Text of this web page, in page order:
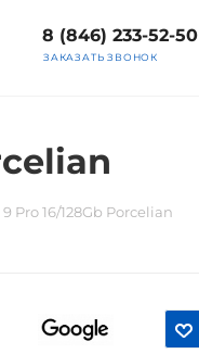
8 (846) 233-52-50
ЗАКАЗАТЬ ЗВОНОК
Pro 16/128Gb Porcelian